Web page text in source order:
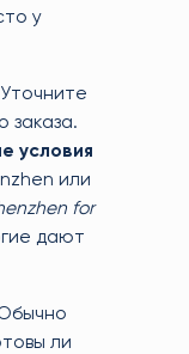
у
заказа.
условия
или
for
дают
ли